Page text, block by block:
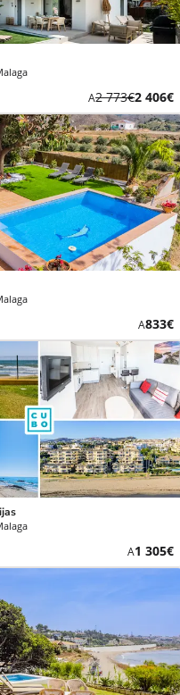
AKorábbi
díj
2 773€Új
ár
2 406€
AÚj
ár
833€
AÚj
ár
1 305€